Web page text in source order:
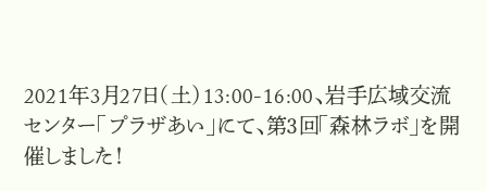
2021年3月27日（土）13:00-16:00、岩手広域交流
センター「プラザあい」にて、第３回「森林ラボ」を開
催しました！